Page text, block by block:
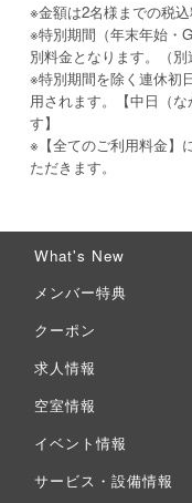
※金額は2名様までの税
※特別期間（年末年始・
別料金となります。（別
※特別期間を除く連休初
用されます。【中日（
す】
※【全てのご利用料金】
ただきます。
What's New
メンバー特典
クーポン
求人情報
空室情報
イベント情報
サービス・設備情報